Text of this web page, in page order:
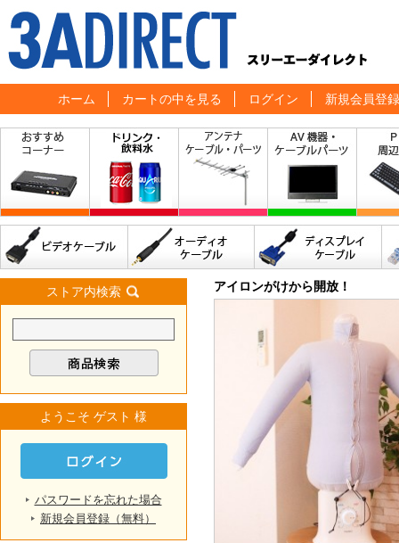
ホーム カートの中を見る ログイン 新規会員登録
ストア内検索
ようこそ ゲスト 様
パスワードを忘れた場合
新規会員登録（無料）
アイロンがけから開放！